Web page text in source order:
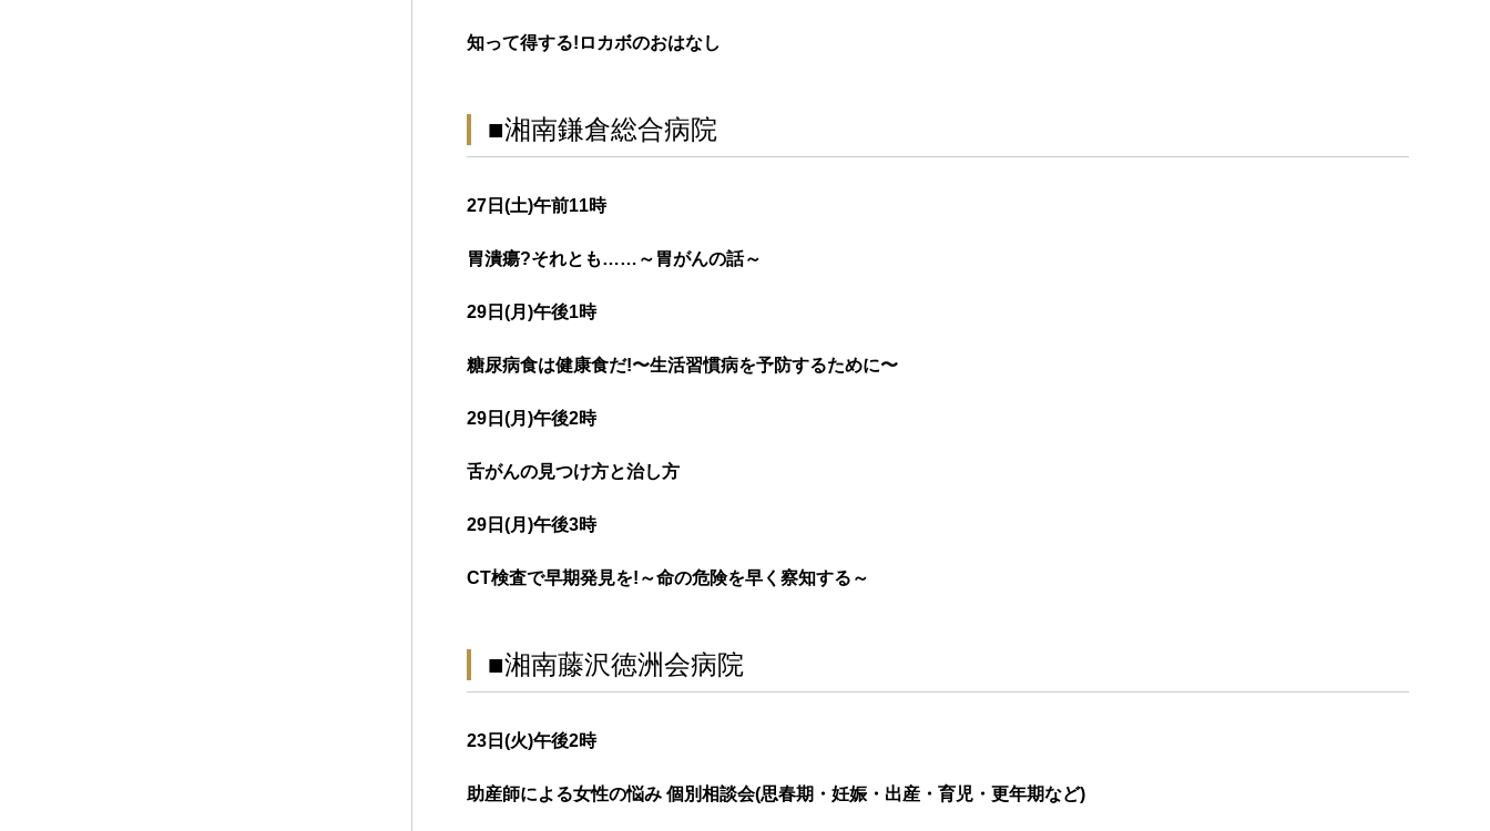
知って得する!ロカボのおはなし
■湘南鎌倉総合病院
27日(土)午前11時
胃潰瘍?それとも……～胃がんの話～
29日(月)午後1時
糖尿病食は健康食だ!〜生活習慣病を予防するために〜
29日(月)午後2時
舌がんの見つけ方と治し方
29日(月)午後3時
CT検査で早期発見を!～命の危険を早く察知する～
■湘南藤沢徳洲会病院
23日(火)午後2時
助産師による女性の悩み 個別相談会(思春期・妊娠・出産・育児・更年期など)